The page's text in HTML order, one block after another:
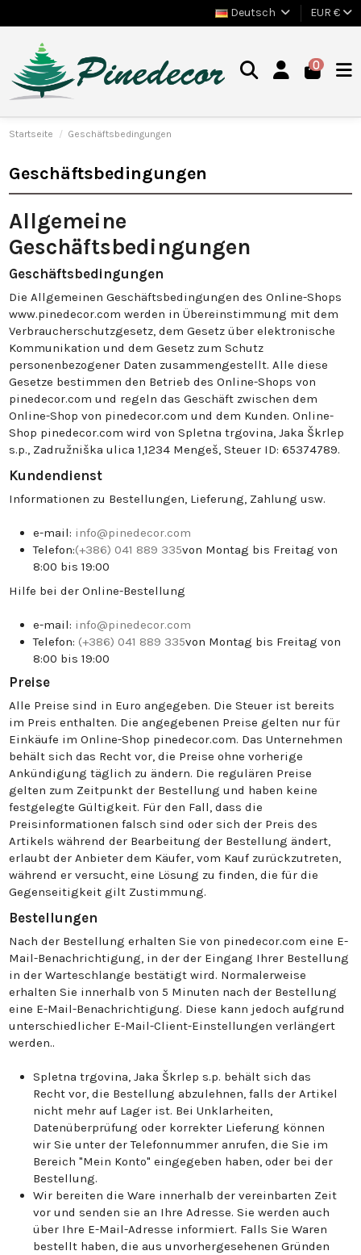
Deutsch EUR €
0
Startseite Geschäftsbedingungen
Geschäftsbedingungen
Allgemeine
Geschäftsbedingungen
Geschäftsbedingungen
Die Allgemeinen Geschäftsbedingungen des Online-Shops
www.pinedecor.com werden in Übereinstimmung mit dem
Verbraucherschutzgesetz, dem Gesetz über elektronische
Kommunikation und dem Gesetz zum Schutz
personenbezogener Daten zusammengestellt. Alle diese
Gesetze bestimmen den Betrieb des Online-Shops von
pinedecor.com und regeln das Geschäft zwischen dem
Online-Shop von pinedecor.com und dem Kunden. Online-
Shop pinedecor.com wird von Spletna trgovina, Jaka Škrlep
s.p., Zadružniška ulica 1,1234 Mengeš, Steuer ID: 65374789.
Kundendienst
Informationen zu Bestellungen, Lieferung, Zahlung usw.
e-mail: info@pinedecor.com
Telefon:(+386) 041 889 335von Montag bis Freitag von
8:00 bis 19:00
Hilfe bei der Online-Bestellung
e-mail: info@pinedecor.com
Telefon: (+386) 041 889 335von Montag bis Freitag von
8:00 bis 19:00
Preise
Alle Preise sind in Euro angegeben. Die Steuer ist bereits
im Preis enthalten. Die angegebenen Preise gelten nur für
Einkäufe im Online-Shop pinedecor.com. Das Unternehmen
behält sich das Recht vor, die Preise ohne vorherige
Ankündigung täglich zu ändern. Die regulären Preise
gelten zum Zeitpunkt der Bestellung und haben keine
festgelegte Gültigkeit. Für den Fall, dass die
Preisinformationen falsch sind oder sich der Preis des
Artikels während der Bearbeitung der Bestellung ändert,
erlaubt der Anbieter dem Käufer, vom Kauf zurückzutreten,
während er versucht, eine Lösung zu finden, die für die
Gegenseitigkeit gilt Zustimmung.
Bestellungen
Nach der Bestellung erhalten Sie von pinedecor.com eine E-
Mail-Benachrichtigung, in der der Eingang Ihrer Bestellung
in der Warteschlange bestätigt wird. Normalerweise
erhalten Sie innerhalb von 5 Minuten nach der Bestellung
eine E-Mail-Benachrichtigung. Diese kann jedoch aufgrund
unterschiedlicher E-Mail-Client-Einstellungen verlängert
werden..
Spletna trgovina, Jaka Škrlep s.p. behält sich das
Recht vor, die Bestellung abzulehnen, falls der Artikel
nicht mehr auf Lager ist. Bei Unklarheiten,
Datenüberprüfung oder korrekter Lieferung können
wir Sie unter der Telefonnummer anrufen, die Sie im
Bereich "Mein Konto" eingegeben haben, oder bei der
Bestellung.
Wir bereiten die Ware innerhalb der vereinbarten Zeit
vor und senden sie an Ihre Adresse. Sie werden auch
über Ihre E-Mail-Adresse informiert. Falls Sie Waren
bestellt haben, die aus unvorhergesehenen Gründen